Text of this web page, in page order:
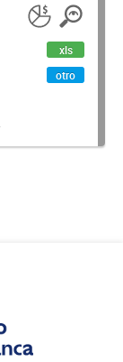
xls
otro